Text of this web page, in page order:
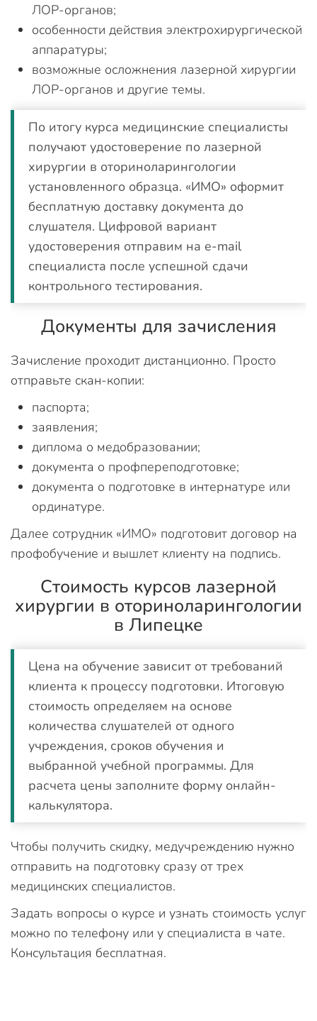
ЛОР-органов;
особенности действия электрохирургической
аппаратуры;
возможные осложнения лазерной хирургии
ЛОР-органов и другие темы.
По итогу курса медицинские специалисты
получают удостоверение по лазерной
хирургии в оториноларингологии
установленного образца. «ИМО» оформит
бесплатную доставку документа до
слушателя. Цифровой вариант
удостоверения отправим на e-mail
специалиста после успешной сдачи
контрольного тестирования.
Документы для зачисления
Зачисление проходит дистанционно. Просто
отправьте скан-копии:
паспорта;
заявления;
диплома о медобразовании;
документа о профпереподготовке;
документа о подготовке в интернатуре или
ординатуре.
Далее сотрудник «ИМО» подготовит договор на
профобучение и вышлет клиенту на подпись.
Стоимость курсов лазерной
хирургии в оториноларингологии
в Липецке
Цена на обучение зависит от требований
клиента к процессу подготовки. Итоговую
стоимость определяем на основе
количества слушателей от одного
учреждения, сроков обучения и
выбранной учебной программы. Для
расчета цены заполните форму онлайн-
калькулятора.
Чтобы получить скидку, медучреждению нужно
отправить на подготовку сразу от трех
медицинских специалистов.
Задать вопросы о курсе и узнать стоимость услуг
можно по телефону или у специалиста в чате.
Консультация бесплатная.